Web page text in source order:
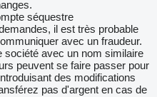
séquestre
il est très probable
avec un fraudeur.
société avec un nom similaire
peuvent se faire passer pour
des modifications
pas d'argent en cas de